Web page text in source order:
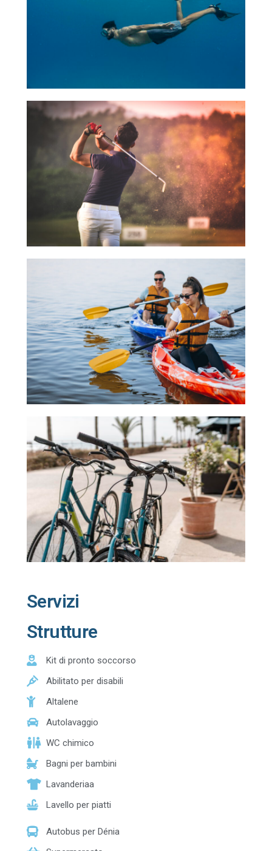
Servizi
Strutture
Kit di pronto soccorso
Abilitato per disabili
Altalene
Autolavaggio
WC chimico
Bagni per bambini
Lavanderiaa
Lavello per piatti
Autobus per Dénia